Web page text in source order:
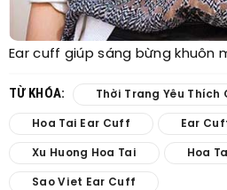
Ear cuff giúp sáng bừng khuôn
TỪ KHÓA: Thời Trang Yêu Thích
Hoa Tai Ear Cuff Ear
Xu Huong Hoa Tai Hoa
Sao Viet Ear Cuff